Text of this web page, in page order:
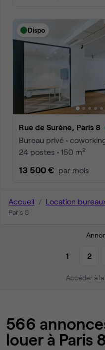
Dispo
Rue de Surène, Paris 8
Bureau privé •
24 postes • 150 m2
13 500 € par mois
Accueil Location
Paris 8
1 2
Accéder à la
566
louer à Paris